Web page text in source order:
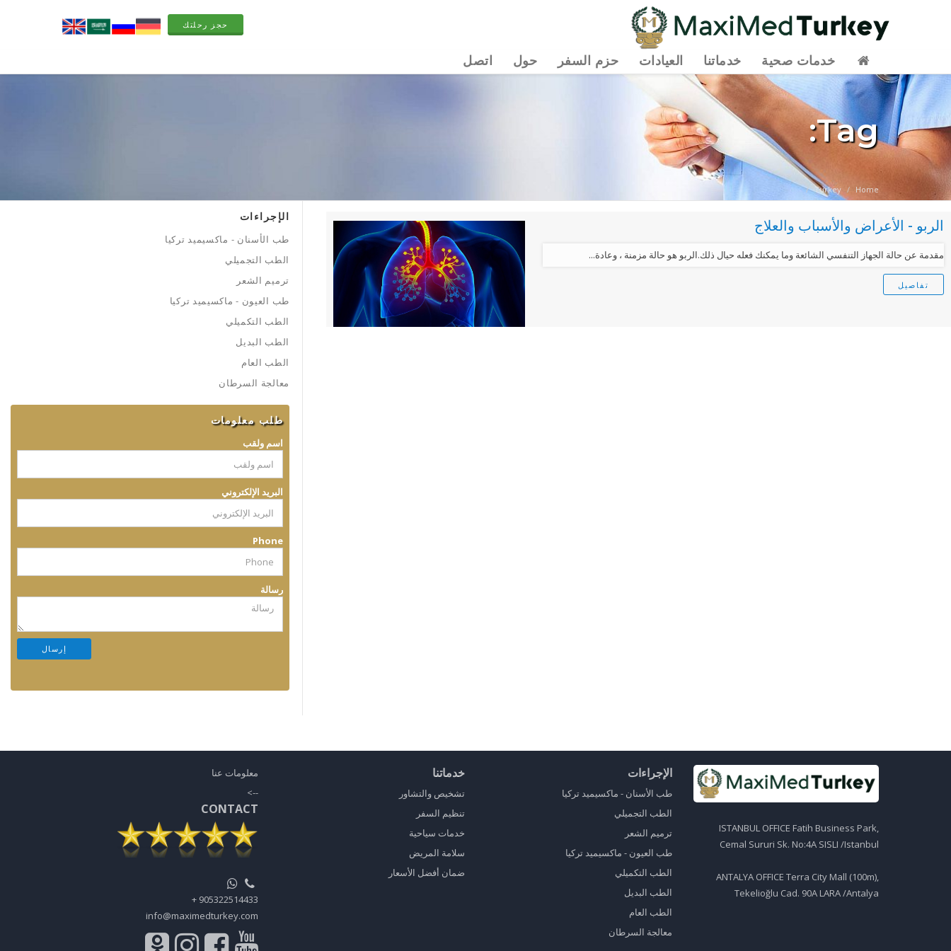
حجز رحلتك
خدمات صحية خدماتنا العيادات حزم السفر حول اتصل
Tag:
Home
Turkey
الإجراءات
طب الأسنان - ماكسيميد تركيا
الطب التجميلي
ترميم الشعر
طب العيون - ماكسيميد تركيا
الطب التكميلي
الطب البديل
الطب العام
معالجة السرطان
طلب معلومات
اسم ولقب
البريد الإلكتروني
Phone
رسالة
الربو - الأعراض والأسباب والعلاج
مقدمة عن حالة الجهاز التنفسي الشائعة وما يمكنك فعله حيال ذلك.الربو هو حالة مزمنة ، وعادة...
تفاصيل
معلومات عنا
-->
CONTACT
905322514433 +
info@maximedturkey.com
خدماتنا
تشخيص والتشاور
تنظيم السفر
خدمات سياحية
سلامة المريض
ضمان أفضل الأسعار
الإجراءات
طب الأسنان - ماكسيميد تركيا
الطب التجميلي
ترميم الشعر
طب العيون - ماكسيميد تركيا
الطب التكميلي
الطب البديل
الطب العام
معالجة السرطان
ISTANBUL OFFICE Fatih Business Park,
Cemal Sururi Sk. No:4A SISLI /Istanbul
ANTALYA OFFICE Terra City Mall (100m),
Tekelioğlu Cad. 90A LARA /Antalya